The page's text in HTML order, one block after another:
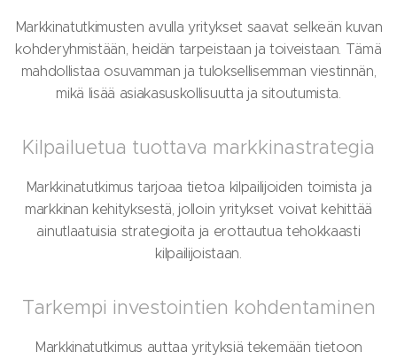
Markkinatutkimusten avulla yritykset saavat selkeän kuvan
kohderyhmistään, heidän tarpeistaan ja toiveistaan. Tämä
mahdollistaa osuvamman ja tuloksellisemman viestinnän,
mikä lisää asiakasuskollisuutta ja sitoutumista.
Kilpailuetua tuottava markkinastrategia
Markkinatutkimus tarjoaa tietoa kilpailijoiden toimista ja
markkinan kehityksestä, jolloin yritykset voivat kehittää
ainutlaatuisia strategioita ja erottautua tehokkaasti
kilpailijoistaan.
Tarkempi investointien kohdentaminen
Markkinatutkimus auttaa yrityksiä tekemään tietoon